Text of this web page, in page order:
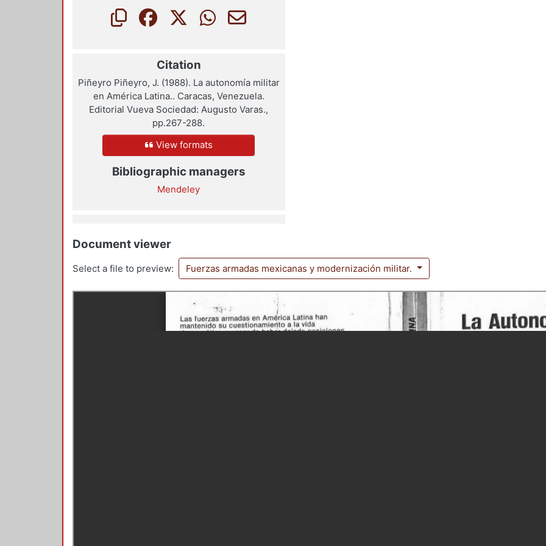
Citation
Piñeyro Piñeyro, J. (1988). La autonomía militar
en América Latina.. Caracas, Venezuela.
Editorial Vueva Sociedad: Augusto Varas.,
pp.267-288.
View formats
Bibliographic managers
Mendeley
Document viewer
Select a file to preview: Fuerzas armadas mexicanas y modernización militar.